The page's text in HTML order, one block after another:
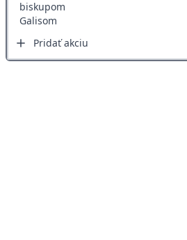
Pridať akciu